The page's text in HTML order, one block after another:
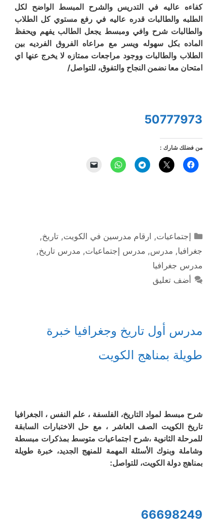
كفاءه عاليه في التدريس والشرح المبسط الواضح لكل
الطلبه والطالبات قدره عاليه في رفع مستوي كل الطلاب
والطالبات شرح وافي ومبسط يجعل الطالب يفهم ويحفظ
الماده بكل سهوله ويسر مع مراعاه الفروق الفرديه بين
الطلاب والطالبات ووجود مراجعات ممتازه لا يخرج عنها اي
امتحان معا نضمن النجاح والتفوق، للتواصل/
50777973
من فضلك شارك :
التصنيفات
إجتماعيات, ارقام مدرسين في الكويت,تاريخ,
جغرافيا, مدرس, مدرس إجتماعيات, مدرس تاريخ,
مدرس جغرافيا
أضف تعليق
مدرس أول تاريخ وجغرافيا خبرة
طويلة بمناهج الكويت
شرح مبسط لمواد التاريخ، الفلسفة ، علم النفس ، الجغرافيا
تاريخ الكويت الصف العاشر ، مع حل الاختبارات السابقة
للمرحلة الثانوية ،شرح اجتماعيات متوسط بمذكرات مبسطة
وشاملة وبنوك الأسئلة المهمة للمنهج الجديد، خبرة طويلة
بمناهج دولة الكويت، للتواصل:
66698249